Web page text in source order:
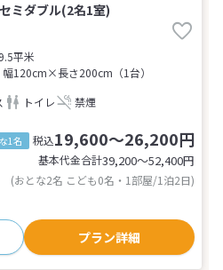
セミダブル(2名1室)
平米
幅120cm×長さ200cm（1台）
トイレ 禁煙
1名 税込19,600～26,200円
基本代金合計39,200〜52,400円
(おとな2名 こども0名・1部屋/1泊2日)
プラン詳細